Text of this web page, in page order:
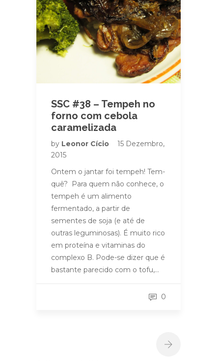
SSC #38 – Tempeh no
forno com cebola
caramelizada
by Leonor Cício
15 Dezembro,
2015
Ontem o jantar foi tempeh! Tem-
quê? Para quem não conhece, o
tempeh é um alimento
fermentado, a partir de
sementes de soja (e até de
outras leguminosas). É muito rico
em proteína e vitaminas do
complexo B. Pode-se dizer que é
bastante parecido com o tofu,…
0